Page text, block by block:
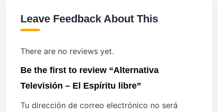
Leave Feedback About This
There are no reviews yet.
Be the first to review “Alternativa
Televisión – El Espíritu libre”
Tu dirección de correo electrónico no será